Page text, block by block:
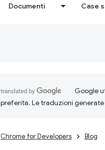
Documenti Case
Google
preferita. Le traduzioni
Chrome for Developers Blog